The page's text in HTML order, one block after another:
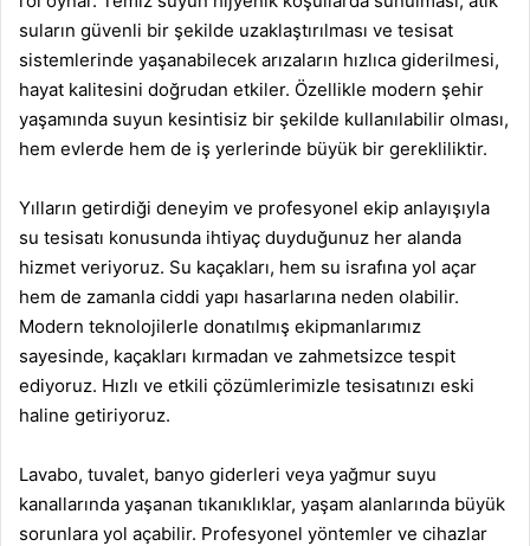
suların güvenli bir şekilde uzaklaştırılması ve tesisat
sistemlerinde yaşanabilecek arızaların hızlıca giderilmesi,
hayat kalitesini doğrudan etkiler. Özellikle modern şehir
yaşamında suyun kesintisiz bir şekilde kullanılabilir olması,
hem evlerde hem de iş yerlerinde büyük bir gerekliliktir.
Yılların getirdiği deneyim ve profesyonel ekip anlayışıyla
su tesisatı konusunda ihtiyaç duyduğunuz her alanda
hizmet veriyoruz. Su kaçakları, hem su israfına yol açar
hem de zamanla ciddi yapı hasarlarına neden olabilir.
Modern teknolojilerle donatılmış ekipmanlarımız
sayesinde, kaçakları kırmadan ve zahmetsizce tespit
ediyoruz. Hızlı ve etkili çözümlerimizle tesisatınızı eski
haline getiriyoruz.
Lavabo, tuvalet, banyo giderleri veya yağmur suyu
kanallarında yaşanan tıkanıklıklar, yaşam alanlarında büyük
sorunlara yol açabilir. Profesyonel yöntemler ve cihazlar